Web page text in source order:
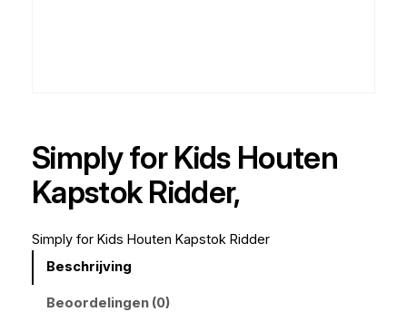
Simply for Kids Houten
Kapstok Ridder,
Simply for Kids Houten Kapstok Ridder
Beschrijving
Beoordelingen (0)